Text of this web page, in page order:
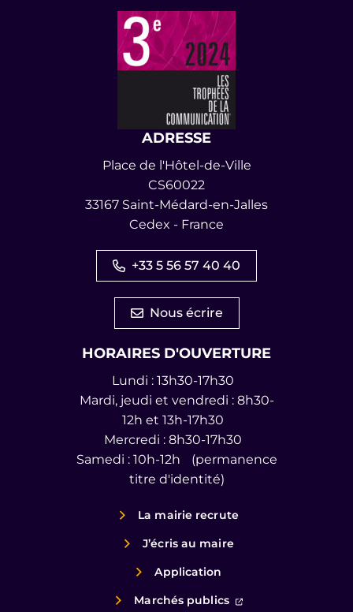
ADRESSE
Place de l'Hôtel-de-Ville
CS60022
33167 Saint-Médard-en-Jalles
Cedex - France
+33 5 56 57 40 40
Nous écrire
HORAIRES D'OUVERTURE
Lundi : 13h30-17h30
Mardi, jeudi et vendredi : 8h30-
12h et 13h-17h30
Mercredi : 8h30-17h30
Samedi : 10h-12h (permanence
titre d'identité)
La mairie recrute
J’écris au maire
Application
Marchés publics
(ouverture dans